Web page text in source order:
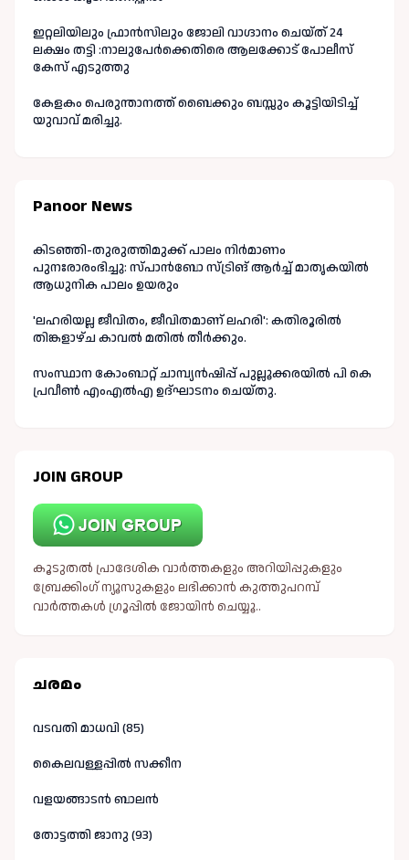
ഇറ്റലിയിലും ഫ്രാൻസിലും ജോലി വാഗ്ദാനം ചെയ്ത് 24
ലക്ഷം തട്ടി :നാലുപേർക്കെതിരെ ആലക്കോട് പോലീസ്
കേസ് എടുത്തു
കേളകം പെരുന്താനത്ത് ബൈക്കും ബസ്സും കൂട്ടിയിടിച്ച്
യുവാവ് മരിച്ചു.
Panoor News
കിടഞ്ഞി-തുരുത്തിമുക്ക് പാലം നിർമാണം
പുനഃരാരംഭിച്ചു: സ്പാൻബോ സ്ട്രിങ് ആർച്ച് മാതൃകയിൽ
ആധുനിക പാലം ഉയരും
'ലഹരിയല്ല ജീവിതം, ജീവിതമാണ് ലഹരി': കതിരൂരിൽ
തിങ്കളാഴ്ച കാവൽ മതിൽ തീർക്കും.
സംസ്ഥാന കോംബാറ്റ് ചാമ്പ്യൻഷിപ്പ് പുല്ലൂക്കരയിൽ പി കെ
പ്രവീൺ എംഎൽഎ ഉദ്ഘാടനം ചെയ്തു.
JOIN GROUP
കൂടുതൽ പ്രാദേശിക വാർത്തകളും അറിയിപ്പുകളും
ബ്രേക്കിംഗ് ന്യൂസുകളും ലഭിക്കാൻ കുത്തുപറമ്പ്
വാർത്തകൾ ഗ്രൂപ്പിൽ ജോയിൻ ചെയ്യൂ..
ചരമം
വടവതി മാധവി (85)
കൈലവള്ളപ്പിൽ സക്കീന
വളയങ്ങാടൻ ബാലൻ
തോട്ടത്തി ജാനു (93)